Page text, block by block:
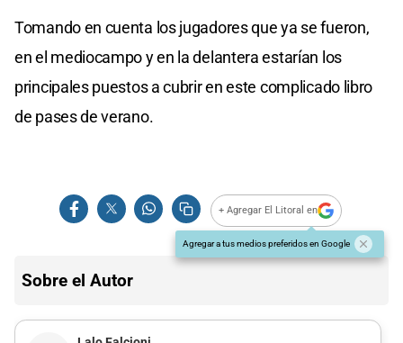
Tomando en cuenta los jugadores que ya se fueron,
en el mediocampo y en la delantera estarían los
principales puestos a cubrir en este complicado libro
de pases de verano.
+ Agregar El Litoral en
Agregar a tus medios preferidos en Google
Sobre el Autor